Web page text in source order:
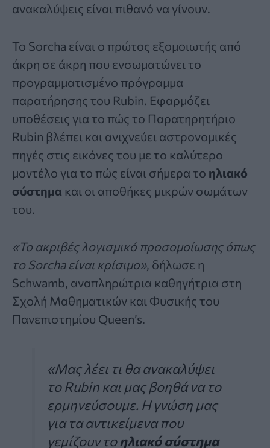
ανακαλύψεις είναι πιθανό να γίνουν.
Το Sorcha είναι ο πρώτος εξομοιωτής από
άκρη σε άκρη που ενσωματώνει το
προγραμματισμένο πρόγραμμα
παρατήρησης του Rubin. Εφαρμόζει
υποθέσεις για το πώς το Παρατηρητήριο
Rubin βλέπει και ανιχνεύει αστρονομικές
πηγές στις εικόνες του με το καλύτερο
μοντέλο για το πώς είναι σήμερα το ηλιακό
σύστημα και οι αποθήκες μικρών σωμάτων
του.
«Το ακριβές λογισμικό προσομοίωσης όπως
το Sorcha είναι κρίσιμο», δήλωσε η
Schwamb, αναπληρώτρια καθηγήτρια στη
Σχολή Μαθηματικών και Φυσικής του
Πανεπιστημίου Queen’s.
«Μας λέει τι θα ανακαλύψει
το Rubin και μας βοηθά να το
ερμηνεύσουμε. Η γνώση μας
για τα αντικείμενα που
γεμίζουν τοηλιακό σύστημα